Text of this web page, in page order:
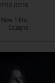
מרתה
Films,
Cologne